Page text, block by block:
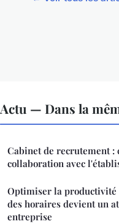
Actu — Dans la
Cabinet de recrutement :
collaboration avec
Optimiser la
des horaires devient un
entreprise